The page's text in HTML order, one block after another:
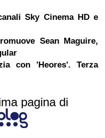
Sky Cinema HD e
Sean Maguire,
con 'Heores'. Terza
pagina di